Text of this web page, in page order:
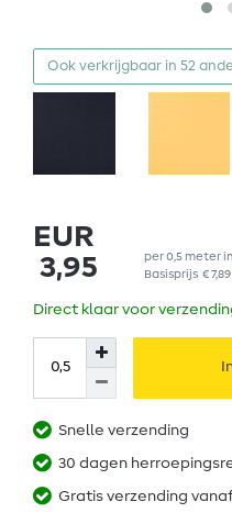
Ook verkrijgbaar in 52
EUR
3,95
per0,5 meter
Basisprijs€
Direct klaar voor
Snelle verzending
30 dagen
Gratis verzending